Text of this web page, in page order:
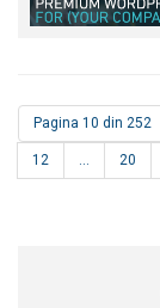
Pagina 10 din 252
12 ... 20